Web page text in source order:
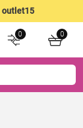
outlet15
0 0